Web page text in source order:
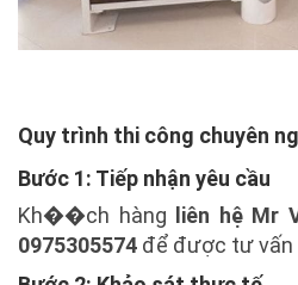
Quy trình thi công chuyên
Bước 1: Tiếp nhận yêu cầu
Kh��ch hàng
liên hệ Mr
0975305574 để được tư vấn